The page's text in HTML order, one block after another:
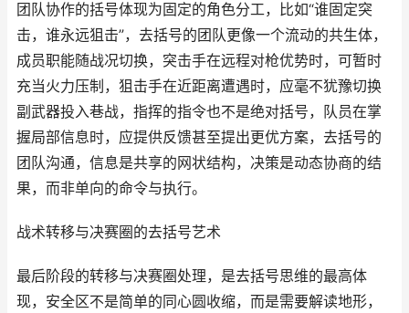
团队协作的括号体现为固定的角色分工，比如“谁固定突
击，谁永远狙击”，去括号的团队更像一个流动的共生体，
成员职能随战况切换，突击手在远程对枪优势时，可暂时
充当火力压制，狙击手在近距离遭遇时，应毫不犹豫切换
副武器投入巷战，指挥的指令也不是绝对括号，队员在掌
握局部信息时，应提供反馈甚至提出更优方案，去括号的
团队沟通，信息是共享的网状结构，决策是动态协商的结
果，而非单向的命令与执行。
战术转移与决赛圈的去括号艺术
最后阶段的转移与决赛圈处理，是去括号思维的最高体
现，安全区不是简单的同心圆收缩，而是需要解读地形，